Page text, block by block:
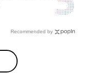
Recommended by